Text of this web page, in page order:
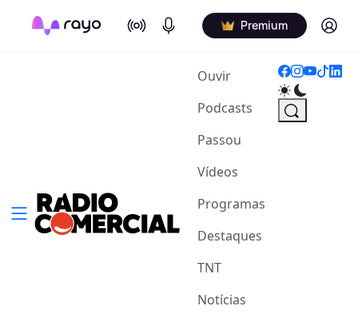
On Air Podcasts Premium Log in
Ouvir(current)
Podcasts
Passou
Vídeos
Programas
Destaques
TNT
Notícias